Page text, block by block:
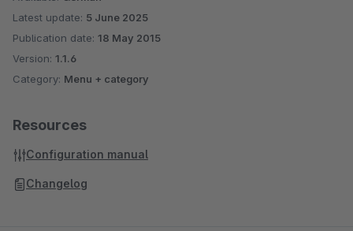
Zubehör-Tab neben der Beschreibung
Sidebar auf Artikelseite
Nur aktive Kategorie Links (Shopware 4!)
Latest update: 5 June 2025
Publication date: 18 May 2015
Version: 1.1.6
Category: Menu + category
Resources
Configuration manual
Changelog